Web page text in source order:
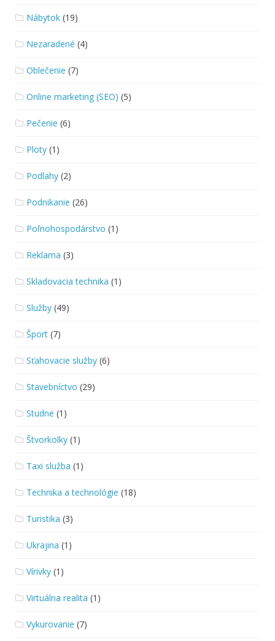
Nábytok (19)
Nezaradené (4)
Oblečenie (7)
Online marketing (SEO) (5)
Pečenie (6)
Ploty (1)
Podlahy (2)
Podnikanie (26)
Poľnohospodárstvo (1)
Reklama (3)
Skladovacia technika (1)
Služby (49)
Šport (7)
Sťahovacie služby (6)
Stavebníctvo (29)
Studne (1)
Štvorkolky (1)
Taxi služba (1)
Technika a technológie (18)
Turistika (3)
Ukrajina (1)
Vírivky (1)
Virtuálna realita (1)
Vykurovanie (7)